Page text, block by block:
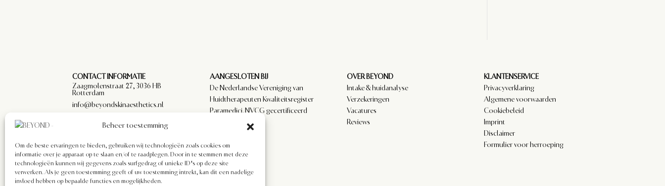
Beheer toestemming
Om de beste ervaringen te bieden, gebruiken wij technologieën zoals cookies om
informatie over je apparaat op te slaan en/of te raadplegen. Door in te stemmen met deze
technologieën kunnen wij gegevens zoals surfgedrag of unieke ID's op deze site
verwerken. Als je geen toestemming geeft of uw toestemming intrekt, kan dit een nadelige
invloed hebben op bepaalde functies en mogelijkheden.
CONTACT INFORMATIE
Zaagmolenstraat 27, 3036 HB
Rotterdam
info@beyondskinaesthetics.nl
AANGESLOTEN BIJ
De Nederlandse Vereniging van
Huidtherapeuten Kwaliteitsregister
Paramedici. NVCG gecertificeerd
OVER BEYOND
Intake & huidanalyse
Verzekeringen
Vacatures
Reviews
KLANTENSERVICE
Privacyverklaring
Algemene voorwaarden
Cookiebeleid
Imprint
Disclaimer
Formulier voor herroeping